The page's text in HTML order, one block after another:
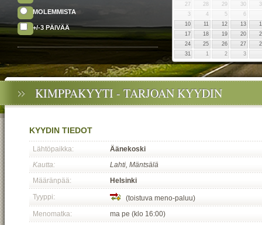
MOLEMMISTA
+/-3 PÄIVÄÄ
27
28 29 30
3
4 5
6
10
11 12 13
17
18 19 20
24
25 26 27
31
1 2 3
KIMPPAKYYTI - TARJOAN KYYDIN
KYYDIN TIEDOT
Lähtöpaikka:
Äänekoski
Kautta:
Lahti, Mäntsälä
Määränpää:
Helsinki
Tyyppi:
(toistuva meno-paluu)
Menomatka:
ma pe (klo 16:00)